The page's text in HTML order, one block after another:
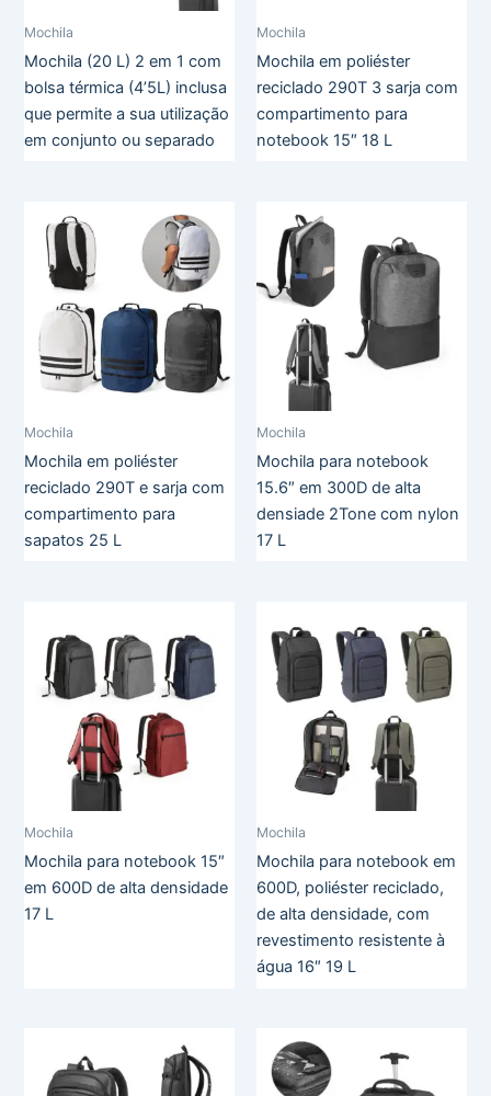
Mochila
Mochila (20 L) 2 em 1 com
bolsa térmica (4’5L) inclusa
que permite a sua utilização
em conjunto ou separado
Mochila
Mochila em poliéster
reciclado 290T 3 sarja com
compartimento para
notebook 15″ 18 L
Mochila
Mochila em poliéster
reciclado 290T e sarja com
compartimento para
sapatos 25 L
Mochila
Mochila para notebook
15.6″ em 300D de alta
densiade 2Tone com nylon
17 L
Mochila
Mochila para notebook 15″
em 600D de alta densidade
17 L
Mochila
Mochila para notebook em
600D, poliéster reciclado,
de alta densidade, com
revestimento resistente à
água 16″ 19 L